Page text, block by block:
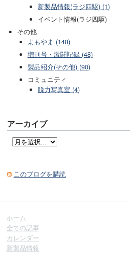
新製品情報(ラジ四駆) (1)
イベント情報(ラジ四駆)
その他
よもやま (140)
増刊号・激闘記録 (48)
製品紹介(その他) (90)
コミュニティ
脱力写真室 (4)
アーカイブ
このブログを購読
ホーム
全ての記事
カレンダー
新製品情報